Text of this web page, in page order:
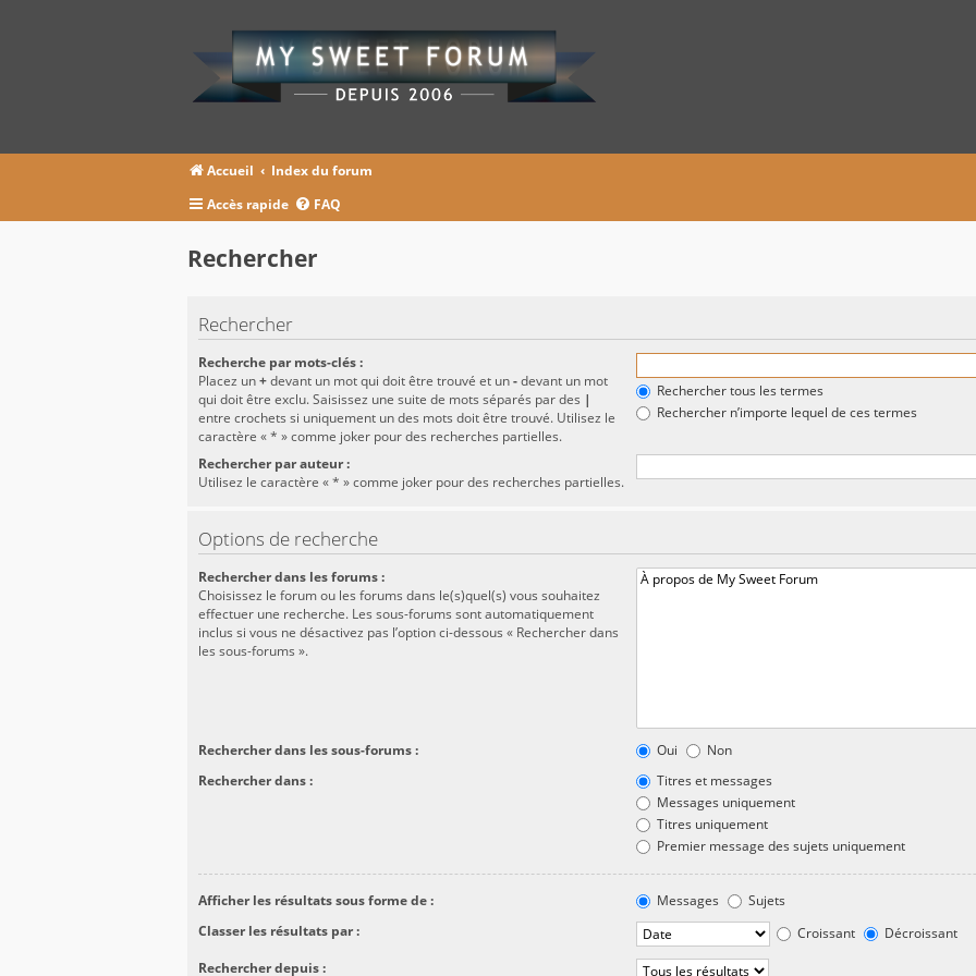
Accueil
Index du forum
Accès rapide
FAQ
Rechercher
Rechercher
Recherche par mots-clés :
Placez un+devant un mot qui doit être trouvé et un-devant un mot
qui doit être exclu. Saisissez une suite de mots séparés par des |
entre crochets si uniquement un des mots doit être trouvé. Utilisez le
caractère « * » comme joker pour des recherches partielles.
Rechercher tous les termes
Rechercher n’importe lequel de ces termes
Rechercher par auteur :
Utilisez le caractère « * » comme joker pour des recherches partielles.
Options de recherche
Rechercher dans les forums :
Choisissez le forum ou les forums dans le(s)quel(s) vous souhaitez
effectuer une recherche. Les sous-forums sont automatiquement
inclus si vous ne désactivez pas l’option ci-dessous « Rechercher dans
les sous-forums ».
Rechercher dans les sous-forums : Oui
Non
Rechercher dans :
Titres et messages
Messages uniquement
Titres uniquement
Premier message des sujets uniquement
Afficher les résultats sous forme de : Messages
Sujets
Classer les résultats par :
Croissant
Décroissant
Rechercher depuis :